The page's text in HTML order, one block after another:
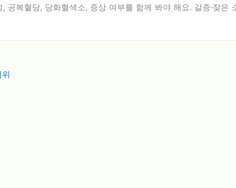
복혈당, 당화혈색소, 증상 여부를 함께 봐야 해요. 갈증·잦은